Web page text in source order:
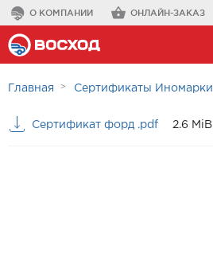
О КОМПАНИИ ОНЛАЙН-ЗАКАЗ
Главная Сертификаты Иномарки
Сертификат форд .pdf 2.6 MiB